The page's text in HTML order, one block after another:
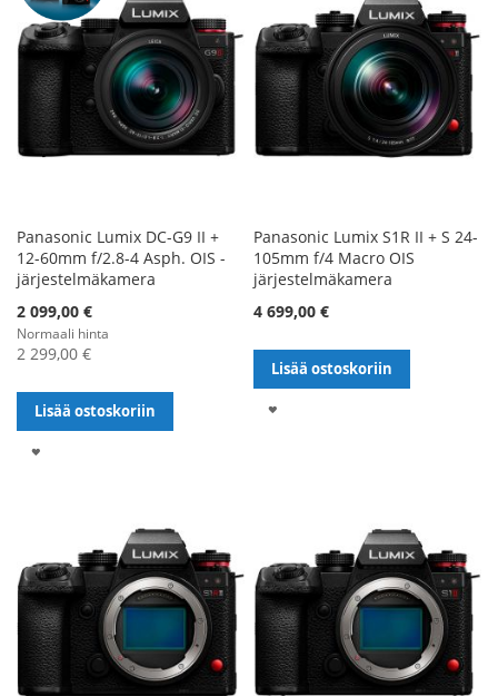
Panasonic Lumix DC-G9 II +
12-60mm f/2.8-4 Asph. OIS -
järjestelmäkamera
Alennushinta
2 099,00 €
Normaali hinta
2 299,00 €
Lisää ostoskoriin
Panasonic Lumix S1R II + S 24-
105mm f/4 Macro OIS
järjestelmäkamera
4 699,00 €
Lisää ostoskoriin